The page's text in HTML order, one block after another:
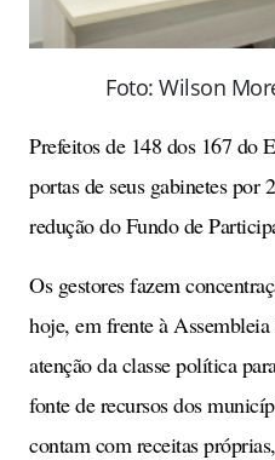
Foto: Wilson
Prefeitos de 148 dos 167 do
portas de seus gabinetes por
redução do Fundo de
Os gestores fazem
hoje, em frente à
atenção da classe política
fonte de recursos dos
contam com receitas